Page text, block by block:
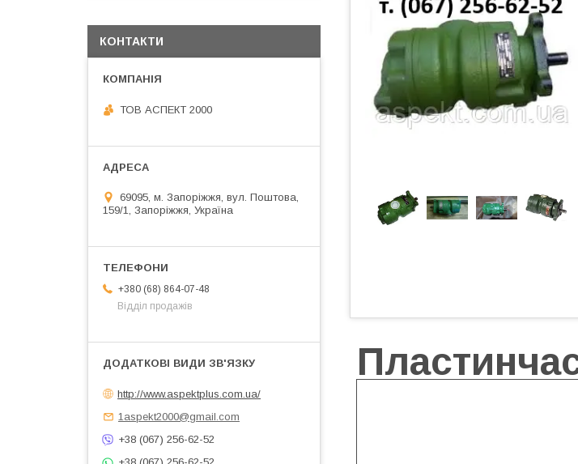
КОНТАКТИ
ТОВ АСПЕКТ 2000
69095, м. Запоріжжя, вул. Поштова,
159/1, Запоріжжя, Україна
+380 (68) 864-07-48
Відділ продажів
http://www.aspektplus.com.ua/
1aspekt2000@gmail.com
+38 (067) 256-62-52